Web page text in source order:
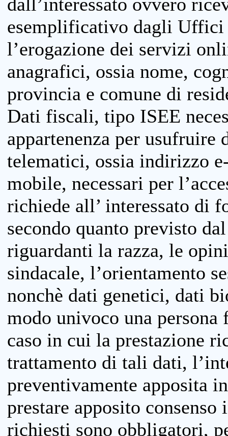
esemplificativo dagli
l’erogazione dei servizi
anagrafici, ossia nome,
provincia e comune di
Dati fiscali, tipo ISEE
appartenenza per
telematici, ossia indirizzo
mobile, necessari per
richiede all’ interessato di
secondo quanto previsto
riguardanti la razza, le
sindacale, l’orientamento
nonchè dati genetici, dati
modo univoco una
caso in cui la prestazione
trattamento di tali dati,
preventivamente apposita
prestare apposito
richiesti sono obbligatori,